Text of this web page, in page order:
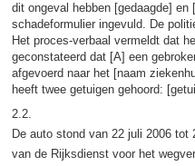
dit ongeval hebben [gedaagde]
schadeformulier ingevuld. De
Het proces-verbaal vermeldt dat
geconstateerd dat [A] een
afgevoerd naar het [naam
heeft twee getuigen gehoord:
2.2.
De auto stond van 22 juli 2006
van de Rijksdienst voor het